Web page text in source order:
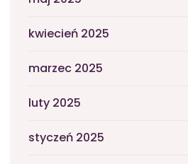
kwiecień 2025
marzec 2025
luty 2025
styczeń 2025